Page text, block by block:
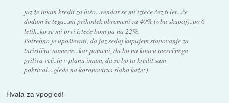
jaz že imam kredit za hišo...vendar se mi izteče čez 6 let...če
dodam še tega...mi prihodek obremeni za 40% (oba skupaj)..po 6
letih..ko se mi prvi izteče bom pa na 22%.
Potrebno je upoštevati, da jaz sedaj kupujem stanovanje za
turistične namene...kar pomeni, da bo na koncu mesečnega
priliva več..in v planu imam, da se bo ta kredit sam
pokrival....glede na koronovirus slabo kaže:)
Hvala za vpogled!